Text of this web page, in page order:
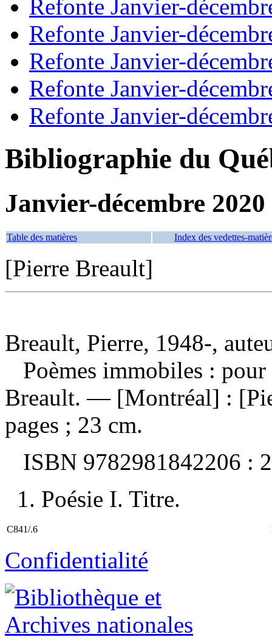
Refonte Janvier-
Refonte Janvier-
Refonte Janvier-
Refonte Janvier-
Refonte Janvier-
Bibliographie du
Janvier-décembre 2020
Table des matières Index des vedettes-
[Pierre Breault]
Breault, Pierre, 1948-,
Poèmes immobiles :
Breault. — [Montréal] :
pages ; 23 cm.
ISBN 9782981842206 :
1. Poésie I. Titre.
C841/.6
Confidentialité